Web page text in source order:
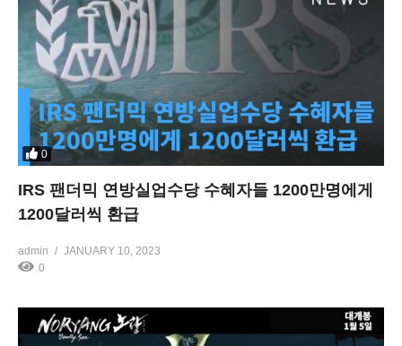
0
IRS 팬더믹 연방실업수당 수혜자들 1200만명에게
1200달러씩 환급
admin
JANUARY 10, 2023
0